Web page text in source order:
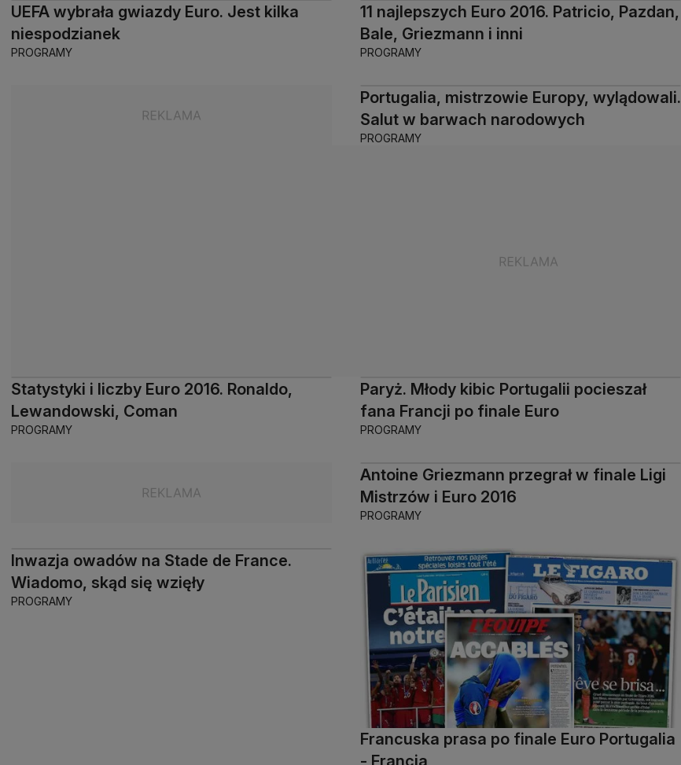
UEFA wybrała gwiazdy Euro. Jest kilka
niespodzianek
PROGRAMY
11 najlepszych Euro 2016. Patricio, Pazdan,
Bale, Griezmann i inni
PROGRAMY
Portugalia, mistrzowie Europy, wylądowali.
Salut w barwach narodowych
PROGRAMY
Statystyki i liczby Euro 2016. Ronaldo,
Lewandowski, Coman
PROGRAMY
Paryż. Młody kibic Portugalii pocieszał
fana Francji po finale Euro
PROGRAMY
Antoine Griezmann przegrał w finale Ligi
Mistrzów i Euro 2016
PROGRAMY
Inwazja owadów na Stade de France.
Wiadomo, skąd się wzięły
PROGRAMY
Francuska prasa po finale Euro Portugalia
- Francja